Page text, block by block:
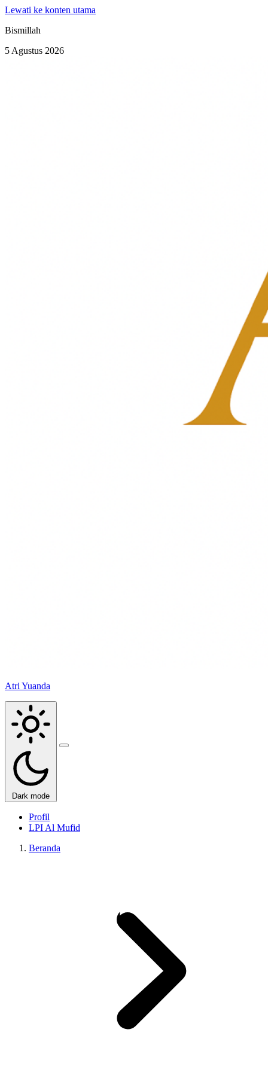
Lewati ke konten utama
Bismillah
5 Agustus 2026
Atri Yuanda
Dark mode
Buka
Profil
LPI Al Mufid
Beranda